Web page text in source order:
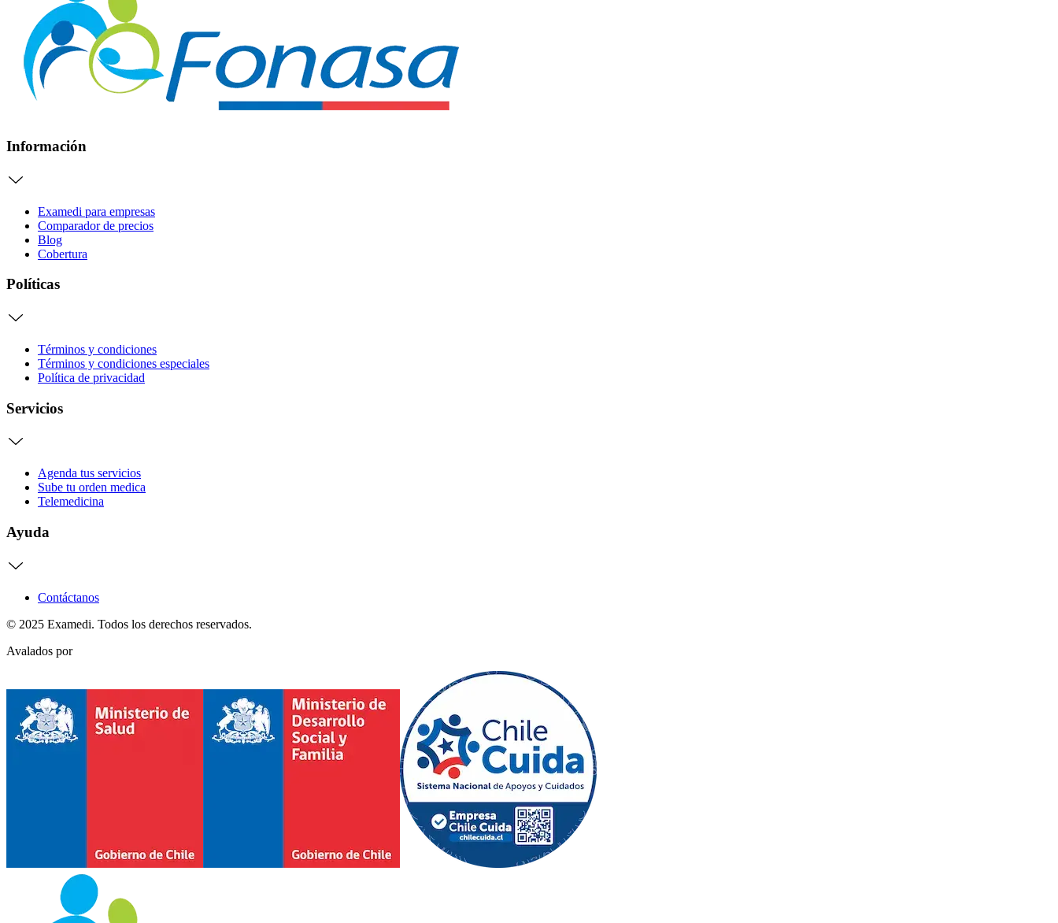
Información
Examedi para empresas
Comparador de precios
Blog
Cobertura
Políticas
Términos y condiciones
Términos y condiciones especiales
Política de privacidad
Servicios
Agenda tus servicios
Sube tu orden medica
Telemedicina
Ayuda
Contáctanos
© 2025 Examedi. Todos los derechos reservados.
Avalados por